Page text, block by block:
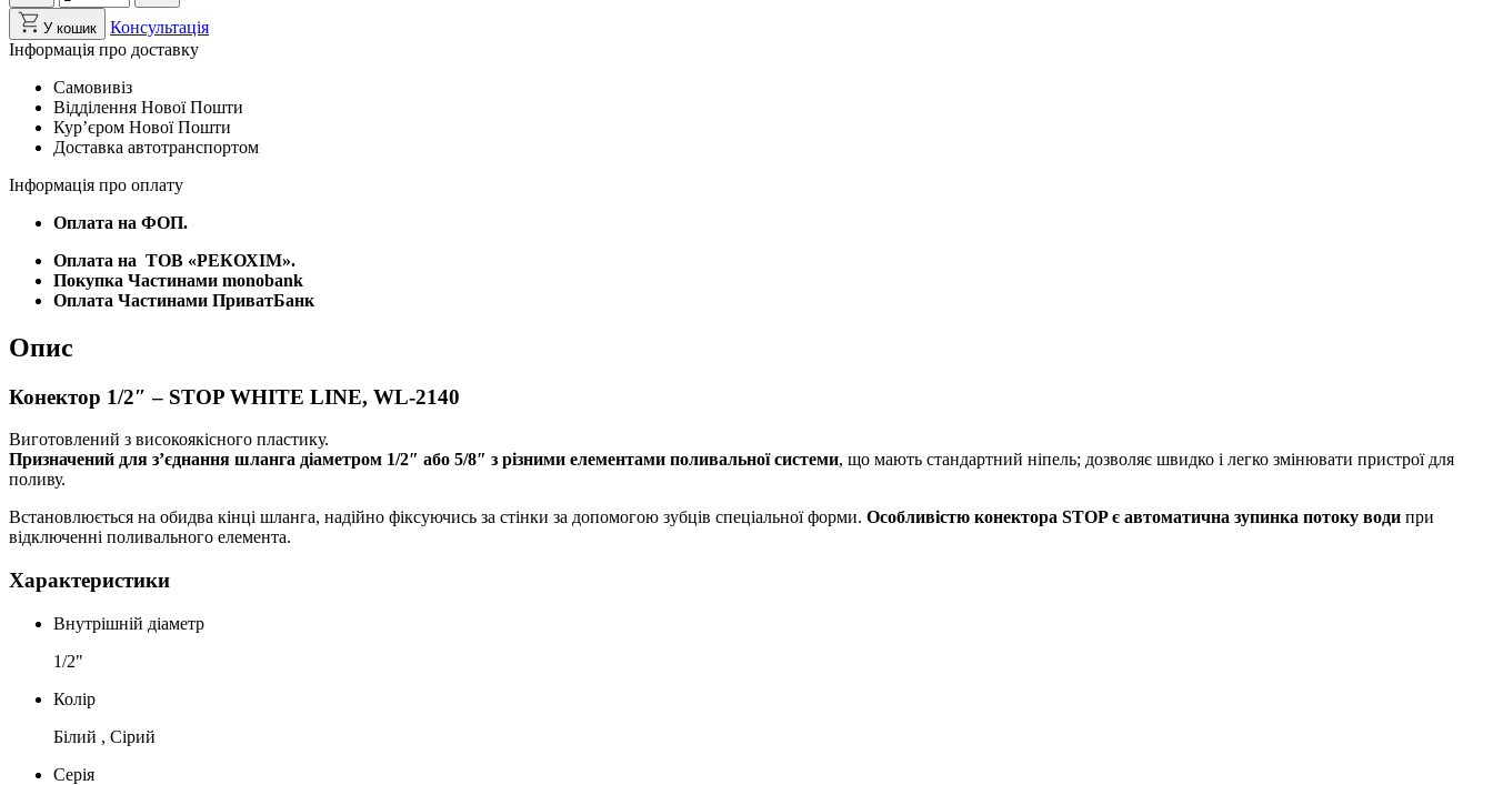
STOP
WHITE
LINE,
WL-
2140
кількість
У кошик
Консультація
Інформація про доставку
Самовивіз
Відділення Нової Пошти
Курʼєром Нової Пошти
Доставка автотранспортом
Інформація про оплату
Оплата на ФОП.
Оплата на ТОВ «РЕКОХІМ».
Покупка Частинами monobank
Оплата Частинами ПриватБанк
Опис
Конектор 1/2″ – STOP WHITE LINE, WL-2140
Виготовлений з високоякісного пластику.
Призначений для з’єднання шланга діаметром 1/2″ або 5/8″ з різними елементами поливальної системи, що мають стандартний ніпель; дозволяє швидко і легко змінювати пристрої для
поливу.
Встановлюється на обидва кінці шланга, надійно фіксуючись за стінки за допомогою зубців спеціальної форми. Особливістю конектора STOP є автоматична зупинка потоку води при
відключенні поливального елемента.
Характеристики
Внутрішній діаметр
1/2"
Колір
Білий , Сірий
Серія